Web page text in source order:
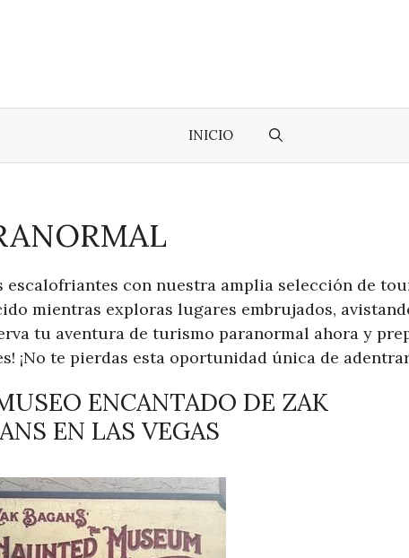
INICIO
escalofriantes con nuestra amplia selección de
mientras exploras lugares embrujados,
tu aventura de turismo paranormal ahora y
¡No te pierdas esta oportunidad única de
ENCANTADO DE ZAK
EN LAS VEGAS